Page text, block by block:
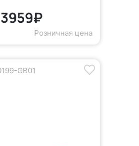
3959₽
Розничная цена
GB01